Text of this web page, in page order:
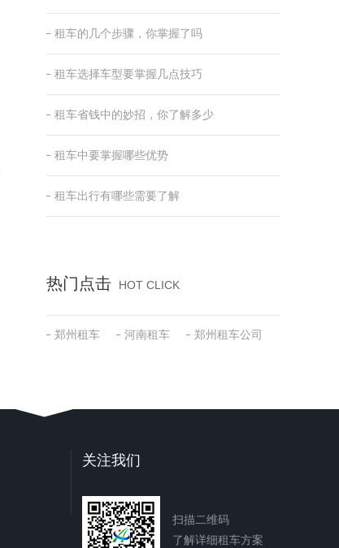
租车的几个步骤，你掌握了吗
租车选择车型要掌握几点技巧
租车省钱中的妙招，你了解多少
租车中要掌握哪些优势
租车出行有哪些需要了解
热门点击 HOT CLICK
郑州租车 河南租车 郑州租车公司
关注我们
扫描二维码
了解详细租车方案